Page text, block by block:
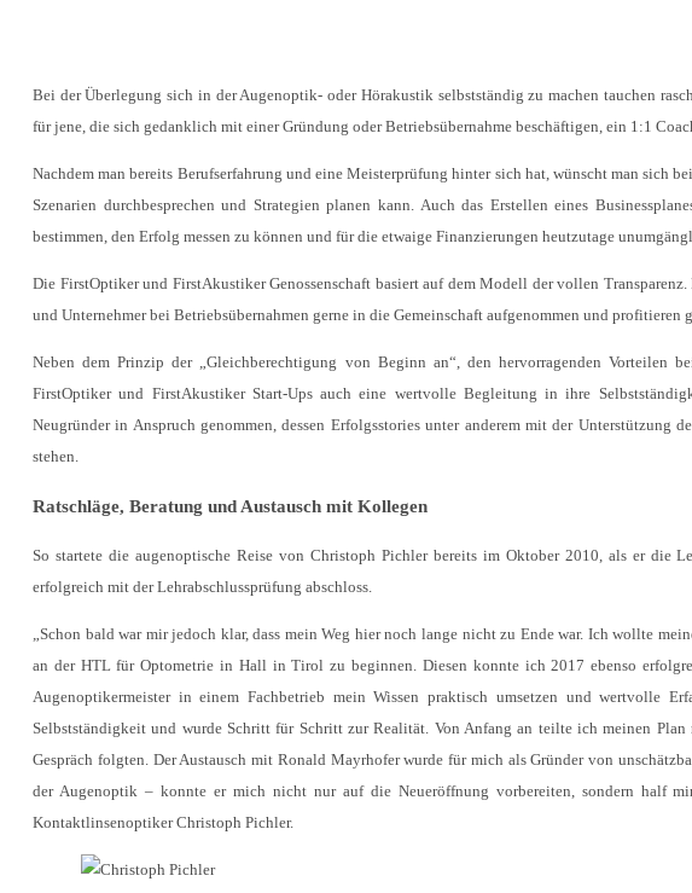
Bei der Überlegung sich in der Augenoptik- oder Hörakustik selbstständig zu machen tauchen
für jene, die sich gedanklich mit einer Gründung oder Betriebsübernahme beschäftigen, ein 1:1
Nachdem man bereits Berufserfahrung und eine Meisterprüfung hinter sich hat, wünscht man sich
Szenarien durchbesprechen und Strategien planen kann. Auch das Erstellen eines
bestimmen, den Erfolg messen zu können und für die etwaige Finanzierungen heutzutage
Die FirstOptiker und FirstAkustiker Genossenschaft basiert auf dem Modell der vollen
und Unternehmer bei Betriebsübernahmen gerne in die Gemeinschaft aufgenommen und
Neben dem Prinzip der „Gleichberechtigung von Beginn an“, den hervorragenden Vorteilen
FirstOptiker und FirstAkustiker Start-Ups auch eine wertvolle Begleitung in ihre
Neugründer in Anspruch genommen, dessen Erfolgsstories unter anderem mit der Unterstützung
stehen.
Ratschläge, Beratung und Austausch mit Kollegen
So startete die augenoptische Reise von Christoph Pichler bereits im Oktober 2010, als er die
erfolgreich mit der Lehrabschlussprüfung abschloss.
„Schon bald war mir jedoch klar, dass mein Weg hier noch lange nicht zu Ende war. Ich wollte
an der HTL für Optometrie in Hall in Tirol zu beginnen. Diesen konnte ich 2017 ebenso
Augenoptikermeister in einem Fachbetrieb mein Wissen praktisch umsetzen und wertvolle
Selbstständigkeit und wurde Schritt für Schritt zur Realität. Von Anfang an teilte ich meinen
Gespräch folgten. Der Austausch mit Ronald Mayrhofer wurde für mich als Gründer von
der Augenoptik – konnte er mich nicht nur auf die Neueröffnung vorbereiten, sondern half
Kontaktlinsenoptiker Christoph Pichler.